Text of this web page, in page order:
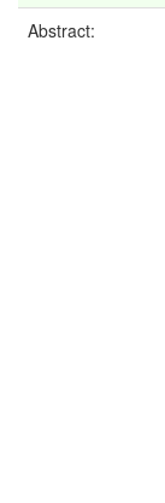
Abstract: